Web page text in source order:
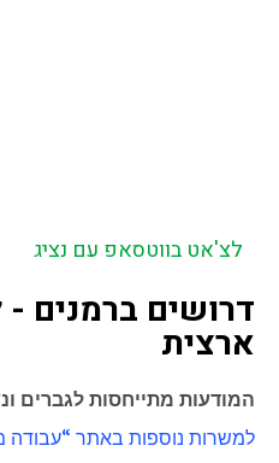
לצ'אט בווטסאפ עם נציג
דרושים ברמנים
ארצית
המודעות מתייחסות לגברים
למשרות נוספות באתר “עבודה